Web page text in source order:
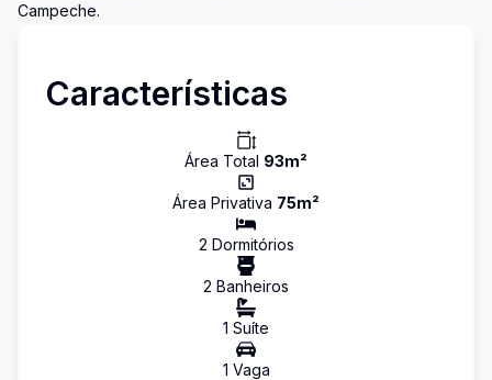
Campeche.
Características
Área Total 93m²
Área Privativa 75m²
2 Dormitórios
2 Banheiros
1 Suíte
1 Vaga